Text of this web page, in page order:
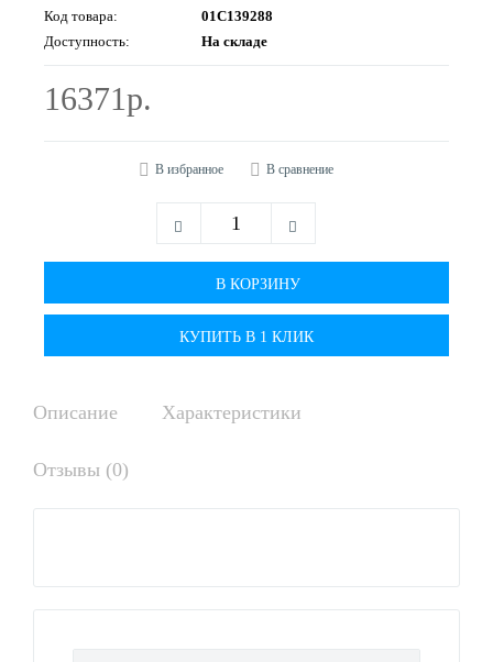
Код товара:
01С139288
Доступность:
На складе
16371р.
В избранное В сравнение
КУПИТЬ В 1 КЛИК
Описание Характеристики
Отзывы (0)